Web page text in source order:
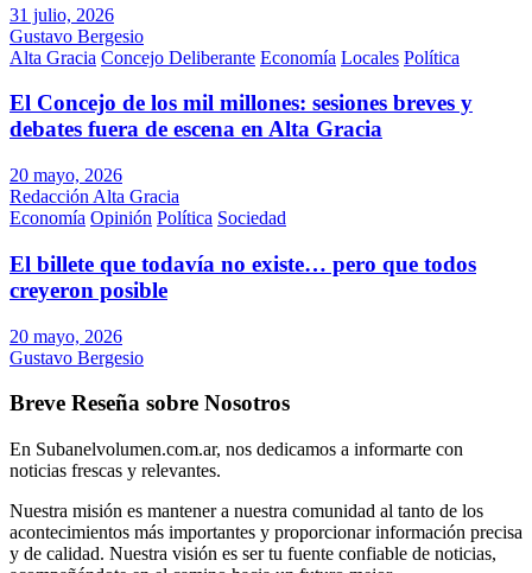
31 julio, 2026
Gustavo Bergesio
Alta Gracia Concejo Deliberante Economía Locales Política
El Concejo de los mil millones: sesiones breves y
debates fuera de escena en Alta Gracia
20 mayo, 2026
Redacción Alta Gracia
Economía Opinión Política Sociedad
El billete que todavía no existe… pero que todos
creyeron posible
20 mayo, 2026
Gustavo Bergesio
Breve Reseña sobre Nosotros
En Subanelvolumen.com.ar, nos dedicamos a informarte con
noticias frescas y relevantes.
Nuestra misión es mantener a nuestra comunidad al tanto de los
acontecimientos más importantes y proporcionar información precisa
y de calidad. Nuestra visión es ser tu fuente confiable de noticias,